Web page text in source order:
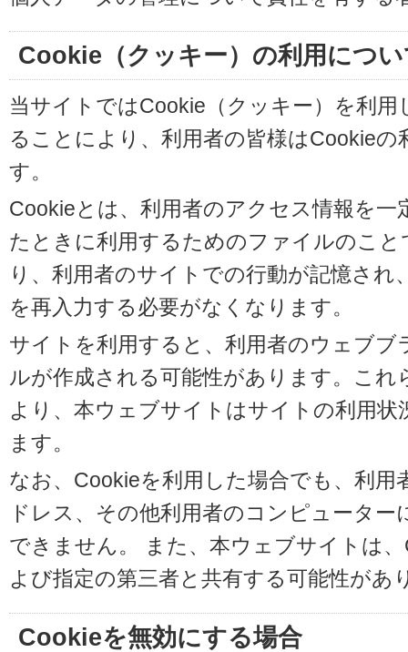
Cookie（クッキー）の利用につ
当サイトではCookie（クッキー）を利
ることにより、利用者の皆様はCookie
す。
Cookieとは、利用者のアクセス情報を
たときに利用するためのファイルのこ
り、利用者のサイトでの行動が記憶さ
を再入力する必要がなくなります。
サイトを利用すると、利用者のウェブ
ルが作成される可能性があります。こ
より、本ウェブサイトはサイトの利用
ます。
なお、Cookieを利用した場合でも、利用
ドレス、その他利用者のコンピュータ
できません。 また、本ウェブサイトは
よび指定の第三者と共有する可能性があ
Cookieを無効にする場合